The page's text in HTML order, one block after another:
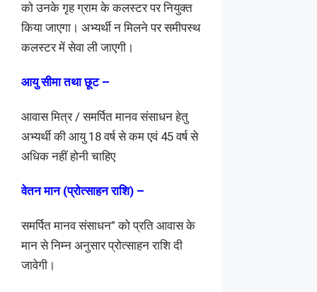
को उनके गृह ग्राम के कलस्टर पर नियुक्त
किया जाएगा। अभ्यर्थी न मिलने पर समीपस्थ
कलस्टर में सेवा ली जाएगी।
आयु सीमा तथा छूट –
आवास मित्र / समर्पित मानव संसाधन हेतु
अभ्यर्थी की आयु 18 वर्ष से कम एवं 45 वर्ष से
अधिक नहीं होनी चाहिए
वेतन मान (प्रोत्साहन राशि) –
समर्पित मानव संसाधन” को प्रति आवास के
मान से निम्न अनुसार प्रोत्साहन राशि दी
जावेगी।